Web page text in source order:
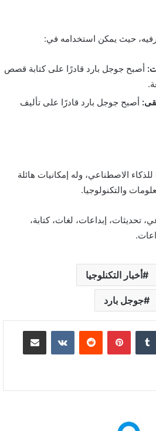
حيث يمكن استخدامه في:
أصبح جوجل بارد قادرًا على كتابة قصص
أصبح جوجل بارد قادرًا على تأليف
الاصطناعي، وله إمكانيات هائلة
والتكنولوجيا.
تحديثات، إبداعات، لغات، كتابة،
أخبار التكنلوجيا
جوجل بارد
بينتيريست مشاركة عبر البريد